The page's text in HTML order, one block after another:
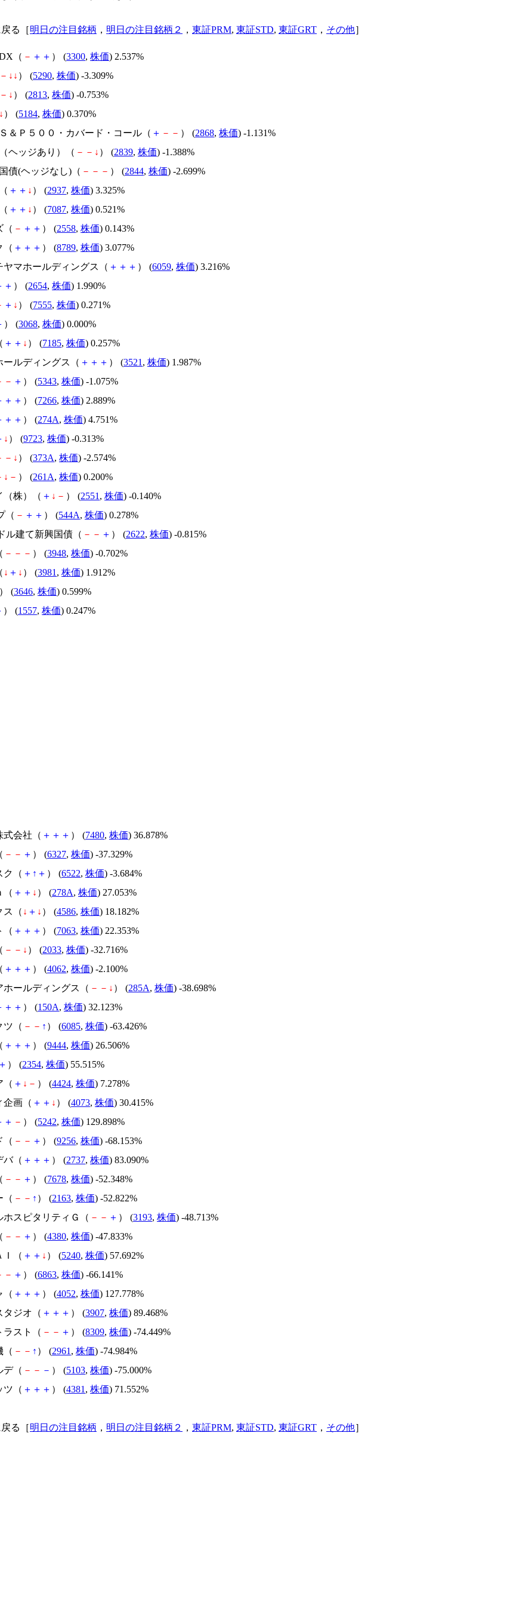
る［明日の注目銘柄 ， 明日の注目銘柄２ ， 東証PRM, 東証STD, 東証GRT ， その他］
（ － ＋ ＋ ） (3300, 株価) 2.537%
－ ↓ ↓ ） (5290, 株価) -3.309%
－ ↓ ） (2813, 株価) -0.753%
↓ ） (5184, 株価) 0.370%
＆Ｐ５００・カバード・コール（ ＋ － － ） (2868, 株価) -1.131%
ヘッジあり）（ － － ↓ ） (2839, 株価) -1.388%
債(ヘッジなし)（ － － － ） (2844, 株価) -2.699%
＋ ＋ ↓ ） (2937, 株価) 3.325%
＋ ＋ ↓ ） (7087, 株価) 0.521%
（ － ＋ ＋ ） (2558, 株価) 0.143%
（ ＋ ＋ ＋ ） (8789, 株価) 3.077%
ヤマホールディングス（ ＋ ＋ ＋ ） (6059, 株価) 3.216%
＋ ） (2654, 株価) 1.990%
＋ ↓ ） (7555, 株価) 0.271%
） (3068, 株価) 0.000%
＋ ＋ ↓ ） (7185, 株価) 0.257%
ールディングス（ ＋ ＋ ＋ ） (3521 , 株価) 1.987%
－ ＋ ） (5343, 株価) -1.075%
＋ ＋ ） (7266, 株価) 2.889%
＋ ＋ ） (274A, 株価) 4.751%
↓ ） (9723, 株価) -0.313%
－ ↓ ） (373A, 株価) -2.574%
↓ － ） (261A, 株価) 0.200%
（株）（ ＋ ↓ － ） (2551 , 株価) -0.140%
（ － ＋ ＋ ） (544A, 株価) 0.278%
ル建て新興国債（ － － ＋ ） (2622, 株価) -0.815%
－ － － ） (3948, 株価) -0.702%
↓ ＋ ↓ ） (3981 , 株価) 1.912%
） (3646, 株価) 0.599%
） (1557, 株価) 0.247%
式会社（ ＋ ＋ ＋ ） (7480, 株価) 36.878%
－ － ＋ ） (6327, 株価) -37.329%
ク（ ＋ ↑ ＋ ） (6522, 株価) -3.684%
（ ＋ ＋ ↓ ） (278A, 株価) 27.053%
ス（ ↓ ＋ ↓ ） (4586, 株価) 18.182%
（ ＋ ＋ ＋ ） (7063, 株価) 22.353%
－ － ↓ ） (2033, 株価) -32.716%
＋ ＋ ＋ ） (4062, 株価) -2.100%
ホールディングス（ － － ↓ ） (285A, 株価) -38.698%
＋ ＋ ） (150A, 株価) 32.123%
ツ（ － － ↑ ） (6085, 株価) -63.426%
＋ ＋ ＋ ） (9444, 株価) 26.506%
＋ ） (2354, 株価) 55.515%
（ ＋ ↓ － ） (4424, 株価) 7.278%
企画（ ＋ ＋ ↓ ） (4073, 株価) 30.415%
＋ － ） (5242, 株価) 129.898%
（ － － ＋ ） (9256, 株価) -68.153%
バ（ ＋ ＋ ＋ ） (2737, 株価) 83.090%
－ － ＋ ） (7678, 株価) -52.348%
（ － － ↑ ） (2163, 株価) -52.822%
ホスピタリティＧ（ － － ＋ ） (3193, 株価) -48.713%
－ － ＋ ） (4380, 株価) -47.833%
Ｉ（ ＋ ＋ ↓ ） (5240, 株価) 57.692%
－ ＋ ） (6863, 株価) -66.141%
（ ＋ ＋ ＋ ） (4052, 株価) 127.778%
タジオ（ ＋ ＋ ＋ ） (3907, 株価) 89.468%
ラスト（ － － ＋ ） (8309, 株価) -74.449%
（ － － ↑ ） (2961 , 株価) -74.984%
デ（ － － － ） (5103, 株価) -75.000%
ツ（ ＋ ＋ ＋ ） (4381 , 株価) 71.552%
る［明日の注目銘柄 ， 明日の注目銘柄２ ， 東証PRM, 東証STD, 東証GRT ， その他］